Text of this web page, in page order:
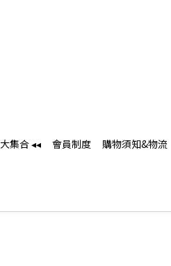
集合 ◂◂ 會員制度 購物須知&物流